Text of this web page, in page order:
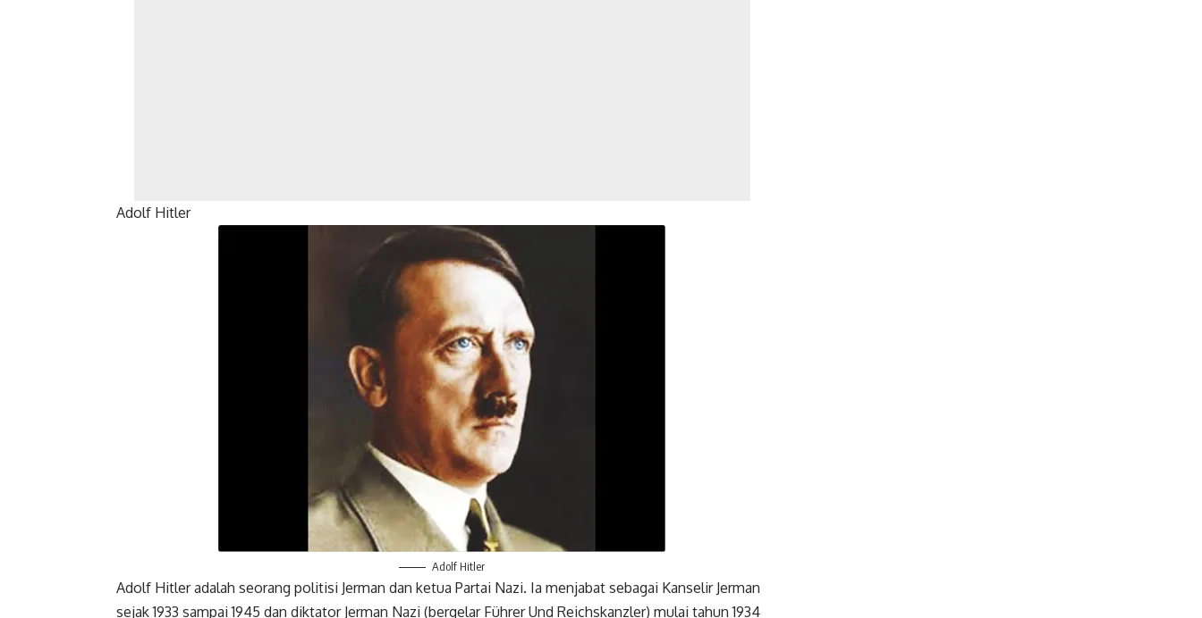
Adolf Hitler
Twitter Gmail
Adolf Hitler
Adolf Hitler adalah seorang politisi Jerman dan ketua Partai Nazi. Ia menjabat sebagai Kanselir Jerman
sejak 1933 sampai 1945 dan diktator Jerman Nazi (bergelar Führer Und Reichskanzler) mulai tahun 1934